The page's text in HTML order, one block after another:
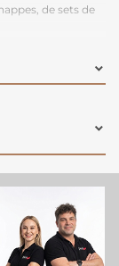
de sets de
de glamour à